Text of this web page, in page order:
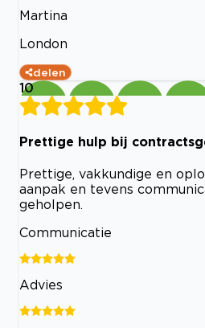
Martina
London
delen
10
Prettige hulp bij
Prettige, vakkundige en
aanpak en tevens
geholpen.
Communicatie
Advies